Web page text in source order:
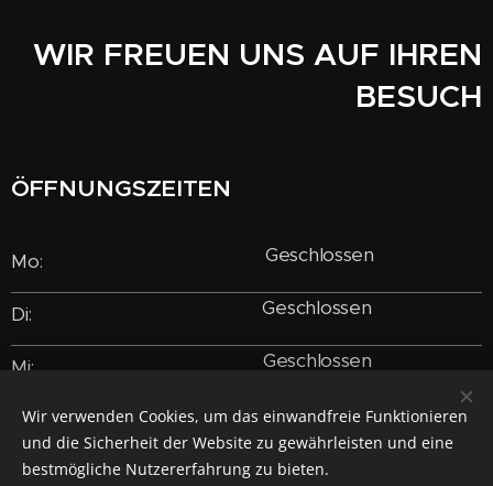
WIR FREUEN UNS AUF IHREN
BESUCH
ÖFFNUNGSZEITEN
Mo: Geschlossen
Di: Geschlossen
Mi: Geschlossen
Do: 17.00-01.00
Fr: 17.00 - 01.00
Wir verwenden Cookies, um das einwandfreie Funktionieren
und die Sicherheit der Website zu gewährleisten und eine
bestmögliche Nutzererfahrung zu bieten.